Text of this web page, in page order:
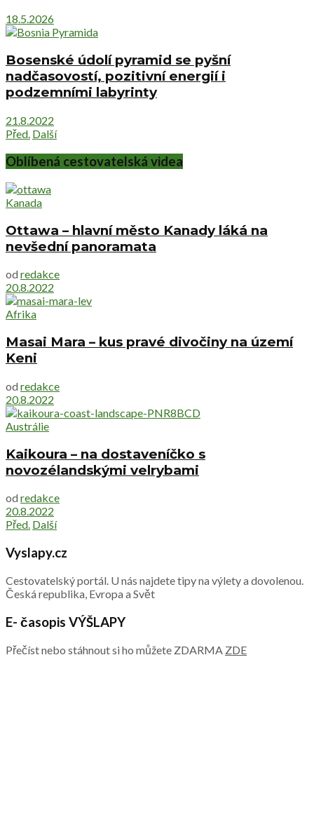
18.5.2026
Bosenské údolí pyramid se pyšní
nadčasovostí, pozitivní energií i
podzemními labyrinty
21.8.2022
Před. Další
Oblíbená cestovatelská videa
Kanada
Ottawa – hlavní město Kanady láká na
nevšední panoramata
od redakce
20.8.2022
Afrika
Masai Mara – kus pravé divočiny na území
Keni
od redakce
20.8.2022
Austrálie
Kaikoura – na dostaveníčko s
novozélandskými velrybami
od redakce
20.8.2022
Před. Další
Vyslapy.cz
Cestovatelský portál. U nás najdete tipy na výlety a dovolenou.
Česká republika, Evropa a Svět
E- časopis VÝŠLAPY
Přečíst nebo stáhnout si ho můžete ZDARMA ZDE